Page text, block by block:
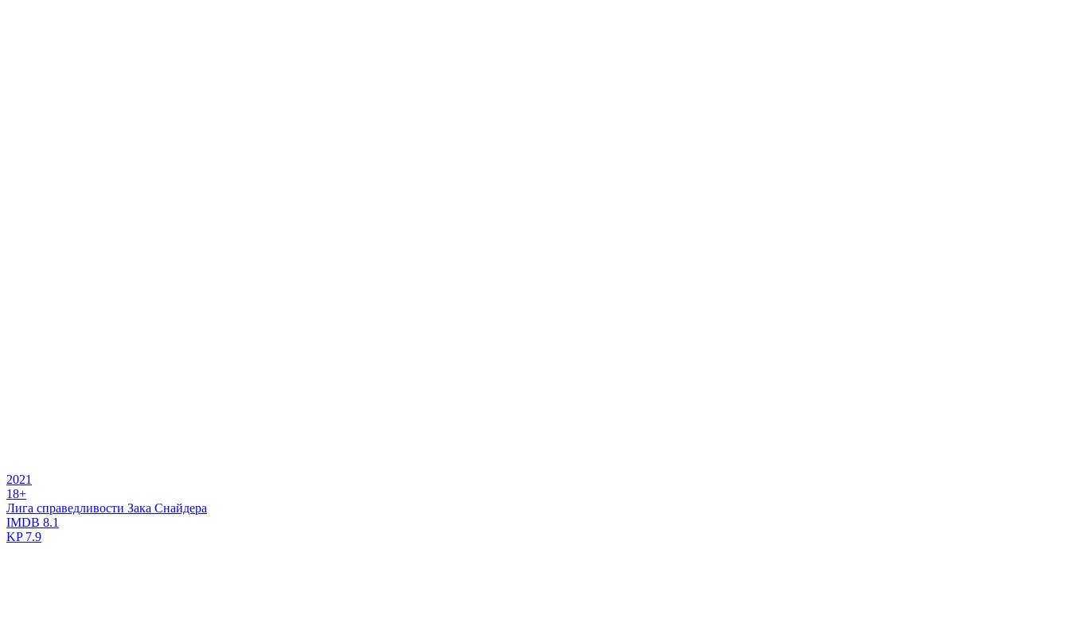
2021
18+
Лига справедливости Зака Снайдера
IMDB 8.1
KP7.9